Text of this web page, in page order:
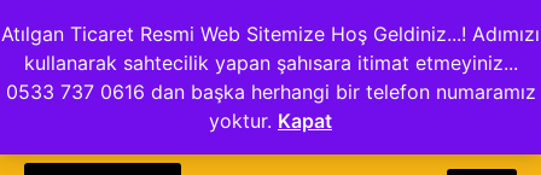
Atılgan Ticaret Resmi Web Sitemize Hoş Geldiniz...! Adımızı
kullanarak sahtecilik yapan şahısara itimat etmeyiniz...
0533 737 0616 dan başka herhangi bir telefon numaramız
yoktur. Kapat